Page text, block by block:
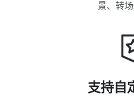
景、转场
支持自